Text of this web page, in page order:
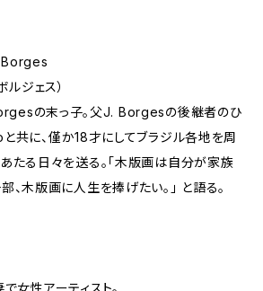
ルジェス）
の末っ子。父J. Borgesの後継者のひ
と共に、僅か18才にしてブラジル各地を周
たる日々を送る。「木版画は自分が家族
、木版画に人生を捧げたい。」 と語る。
女性アーティスト。